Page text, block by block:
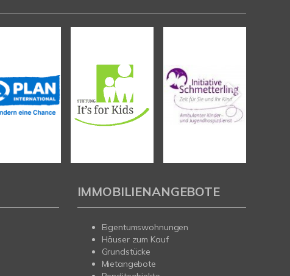
IMMOBILIENANGEBOTE
Eigentumswohnungen
Häuser zum Kauf
Grundstücke
Mietangebote